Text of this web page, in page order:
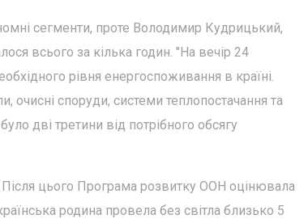
сегменти, проте Володимир Кудрицький,
всього за кілька годин. "На вечір 24
рівня енергоспоживання в країні.
споруди, системи теплопостачання та
дві третини від потрібного обсягу
Після цього Програма розвитку ООН оцінювала
родина провела без світла близько 5